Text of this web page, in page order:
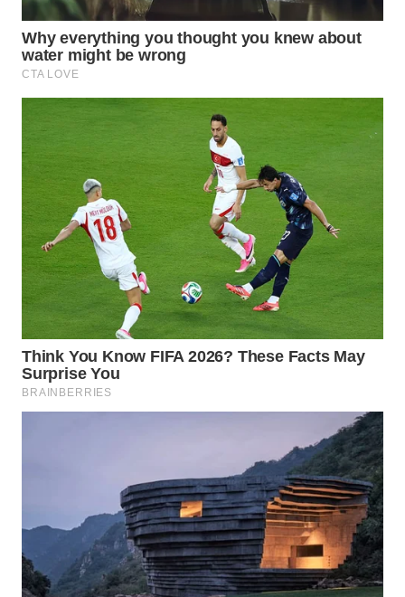
WN
SIMALUNGUN
WN
LABUHANBATU
TAPANULI
TENGAH
WN DELI
SERDANG
WN
TEBING
TINGGI
WN
WN
WN